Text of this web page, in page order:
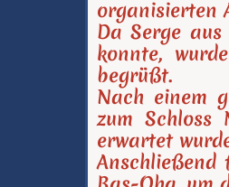
organisierten
Da Serge
konnte,
begrüßt.
Nach einem
zum Schloss
erwartet
Anschließend